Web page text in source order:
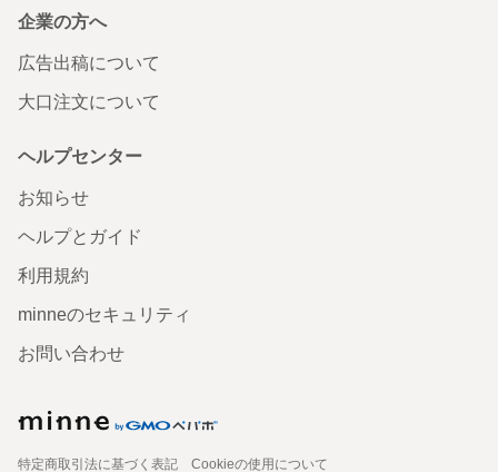
企業の方へ
広告出稿について
大口注文について
ヘルプセンター
お知らせ
ヘルプとガイド
利用規約
minneのセキュリティ
お問い合わせ
特定商取引法に基づく表記
Cookieの使用について